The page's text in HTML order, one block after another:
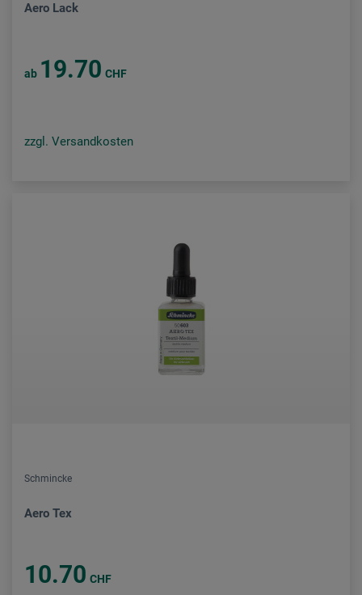
Aero Lack
ab 19.70 CHF
zzgl. Versandkosten
Schmincke
Aero Tex
10.70 CHF